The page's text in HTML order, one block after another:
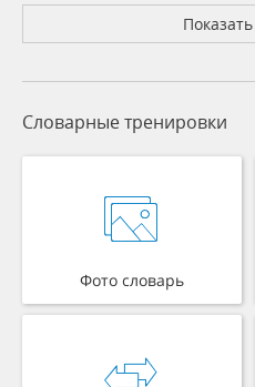
Словарные тренировки
Фото словарь